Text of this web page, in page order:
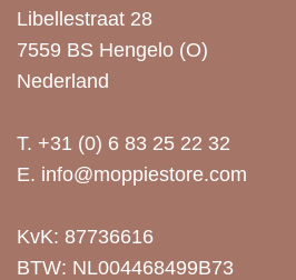
Libellestraat 28
7559 BS Hengelo (O)
Nederland
T. +31 (0) 6 83 25 22 32
E. info@moppiestore.com
KvK: 87736616
BTW: NL004468499B73